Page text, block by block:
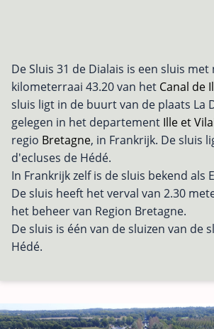
De Sluis 31 de Dialais is een sluis
kilometerraai 43.20 van het Canal de
sluis ligt in de buurt van de plaats La
gelegen in het departement Ille et
regio Bretagne, in Frankrijk. De sluis
d'ecluses de Hédé.
In Frankrijk zelf is de sluis bekend als
De sluis heeft het verval van 2.30
het beheer van Region Bretagne.
De sluis is één van de sluizen van de
Hédé.